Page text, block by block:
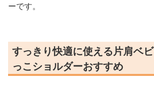
ーです。
すっきり快適に使える片肩ベ
っこショルダーおすすめ